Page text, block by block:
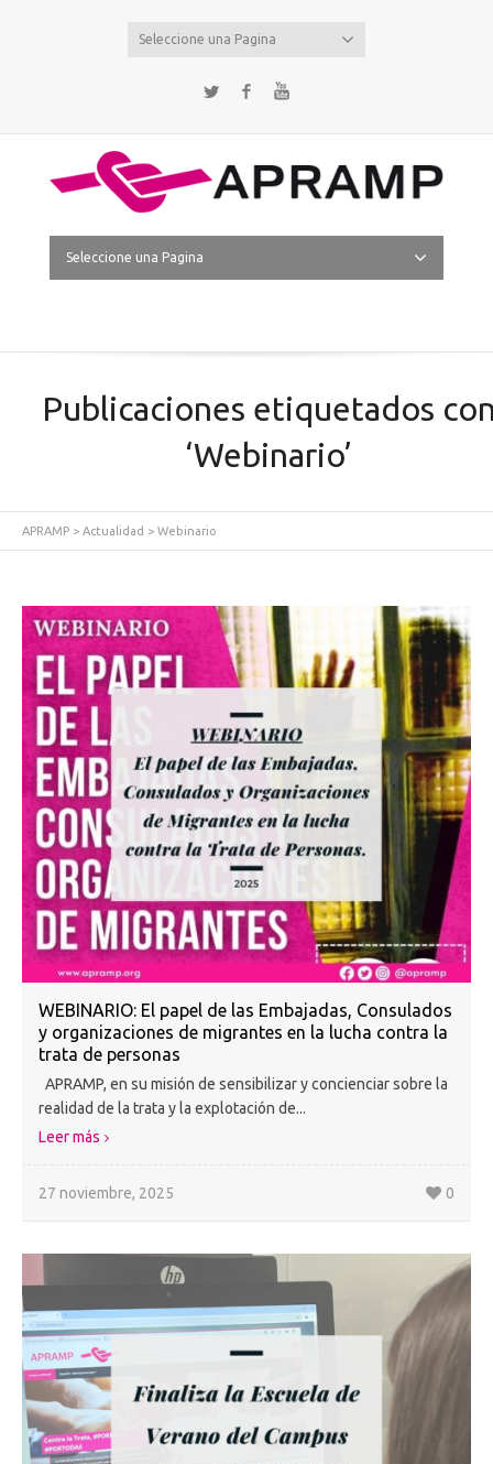
Seleccione una Pagina
Twitter Facebook
Seleccione una Pagina
Publicaciones etiquetados
‘Webinario’
APRAMP > Actualidad > Webinario
WEBINARIO: El papel de las Embajadas, Consulados
y organizaciones de migrantes en la lucha contra la
trata de personas
APRAMP, en su misión de sensibilizar y concienciar sobre la
realidad de la trata y la explotación de...
Leer más
27 noviembre, 2025 0